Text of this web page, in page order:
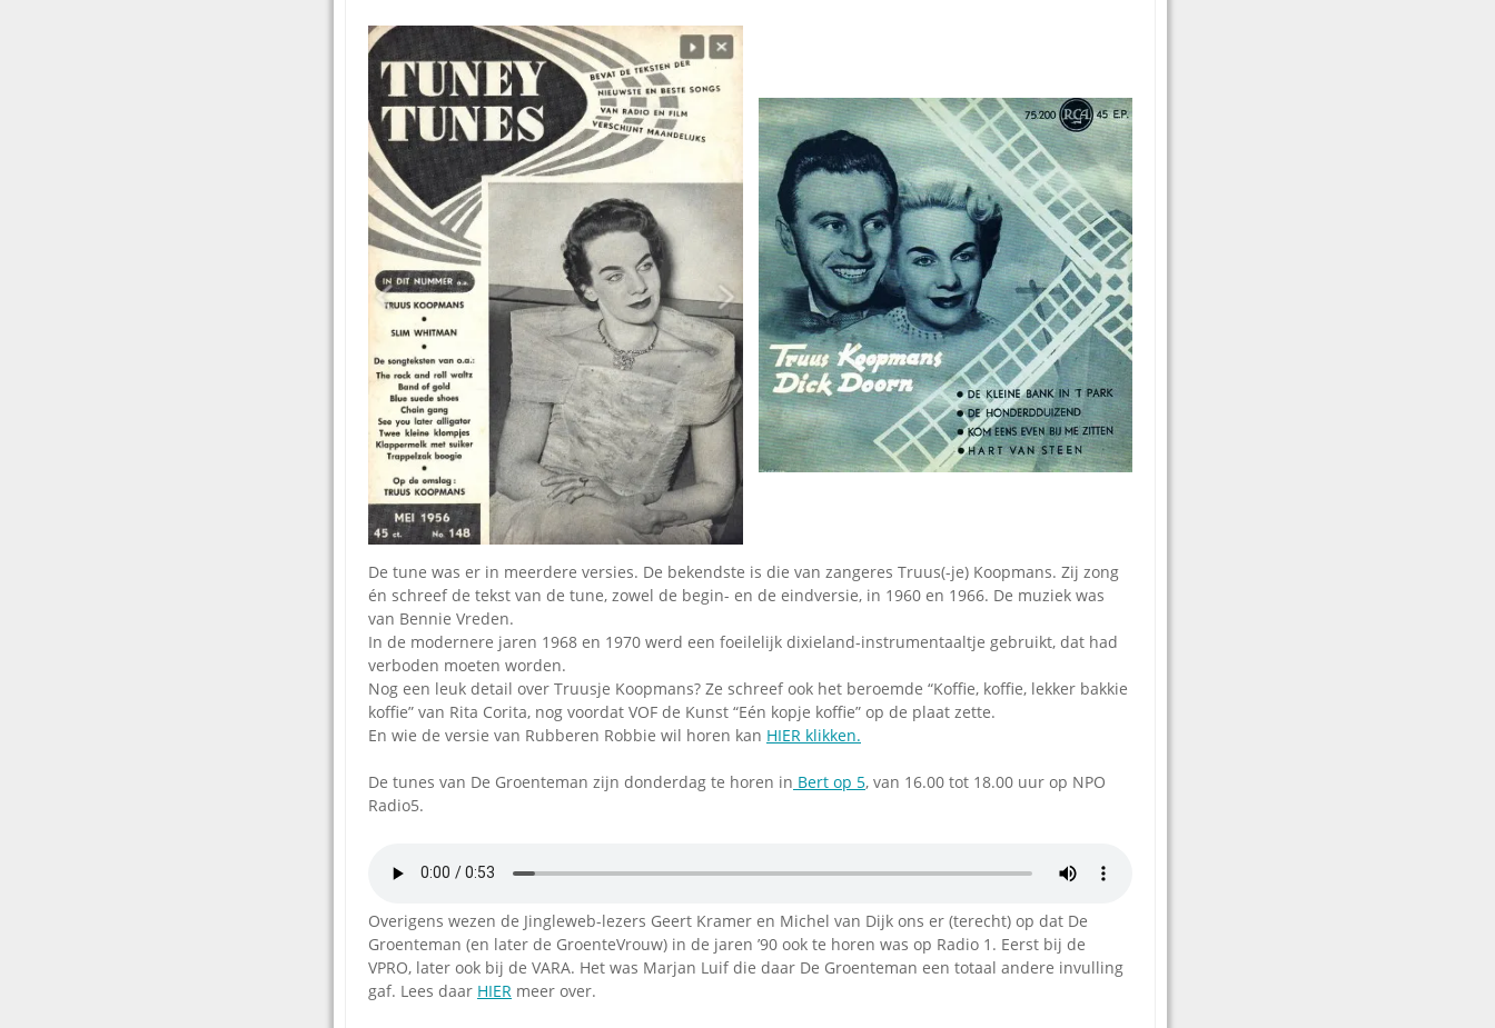
De tune was er in meerdere versies. De bekendste is die van zangeres Truus(-je) Koopmans. Zij zong
én schreef de tekst van de tune, zowel de begin- en de eindversie, in 1960 en 1966. De muziek was
van Bennie Vreden.
In de modernere jaren 1968 en 1970 werd een foeilelijk dixieland-instrumentaaltje gebruikt, dat had
verboden moeten worden.
Nog een leuk detail over Truusje Koopmans? Ze schreef ook het beroemde “Koffie, koffie, lekker bakkie
koffie” van Rita Corita, nog voordat VOF de Kunst “Eén kopje koffie” op de plaat zette.
En wie de versie van Rubberen Robbie wil horen kan HIER klikken.
De tunes van De Groenteman zijn donderdag te horen in Bert op 5, van 16.00 tot 18.00 uur op NPO
Radio5.
Overigens wezen de Jingleweb-lezers Geert Kramer en Michel van Dijk ons er (terecht) op dat De
Groenteman (en later de GroenteVrouw) in de jaren ’90 ook te horen was op Radio 1. Eerst bij de
VPRO, later ook bij de VARA. Het was Marjan Luif die daar De Groenteman een totaal andere invulling
gaf. Lees daar HIER meer over.